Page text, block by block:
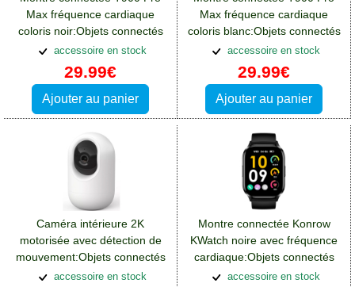
Max fréquence cardiaque
coloris noir:Objets connectés
Motorola Moto E32S
accessoire en stock
29.99€
Ajouter au panier
Max fréquence cardiaque
coloris blanc:Objets connectés
Motorola Moto E32S
accessoire en stock
29.99€
Ajouter au panier
Caméra intérieure 2K
motorisée avec détection de
mouvement:Objets connectés
Motorola Moto E32S
accessoire en stock
Montre connectée Konrow
KWatch noire avec fréquence
cardiaque:Objets connectés
Motorola Moto E32S
accessoire en stock